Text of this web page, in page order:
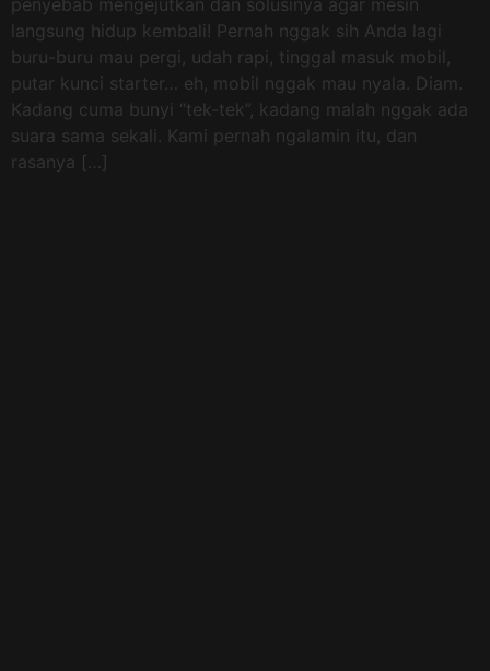
penyebab mengejutkan dan solusinya agar mesin
langsung hidup kembali! Pernah nggak sih Anda lagi
buru-buru mau pergi, udah rapi, tinggal masuk mobil,
putar kunci starter… eh, mobil nggak mau nyala. Diam.
Kadang cuma bunyi “tek-tek”, kadang malah nggak ada
suara sama sekali. Kami pernah ngalamin itu, dan
rasanya […]